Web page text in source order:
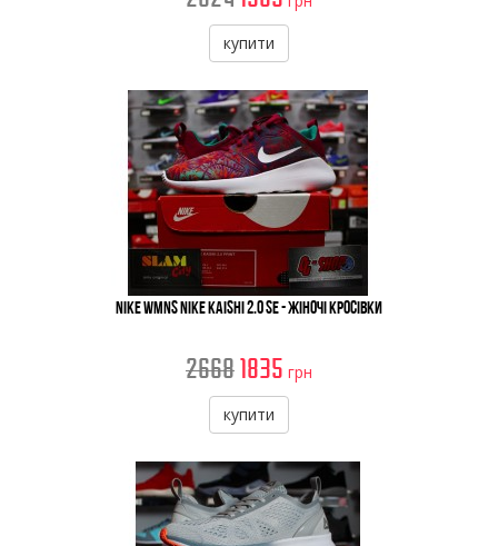
купити
Nike WMNS Nike Kaishi 2.0 SE - Жіночі Кросівки
26681835 грн
купити